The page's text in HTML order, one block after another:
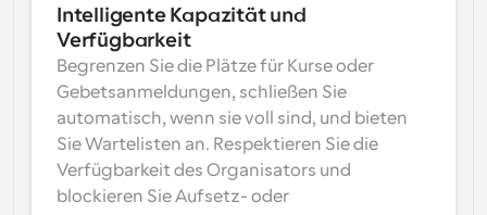
Intelligente Kapazität und
Verfügbarkeit
Begrenzen Sie die Plätze für Kurse oder
Gebetsanmeldungen, schließen Sie
automatisch, wenn sie voll sind, und bieten
Sie Wartelisten an. Respektieren Sie die
Verfügbarkeit des Organisators und
blockieren Sie Aufsetz- oder